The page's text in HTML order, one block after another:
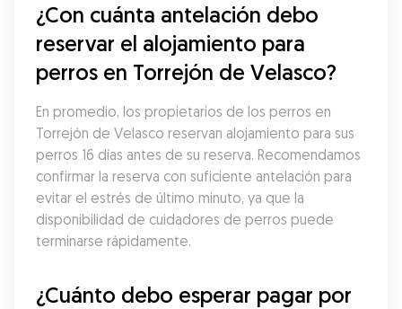
¿Con cuánta antelación debo
reservar el alojamiento para
perros en Torrejón de Velasco?
En promedio, los propietarios de los perros en
Torrejón de Velasco reservan alojamiento para sus
perros 16 días antes de su reserva. Recomendamos
confirmar la reserva con suficiente antelación para
evitar el estrés de último minuto, ya que la
disponibilidad de cuidadores de perros puede
terminarse rápidamente.
¿Cuánto debo esperar pagar por